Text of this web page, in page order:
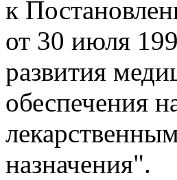
к
от 30 июля
развития
обеспечения
назначения".